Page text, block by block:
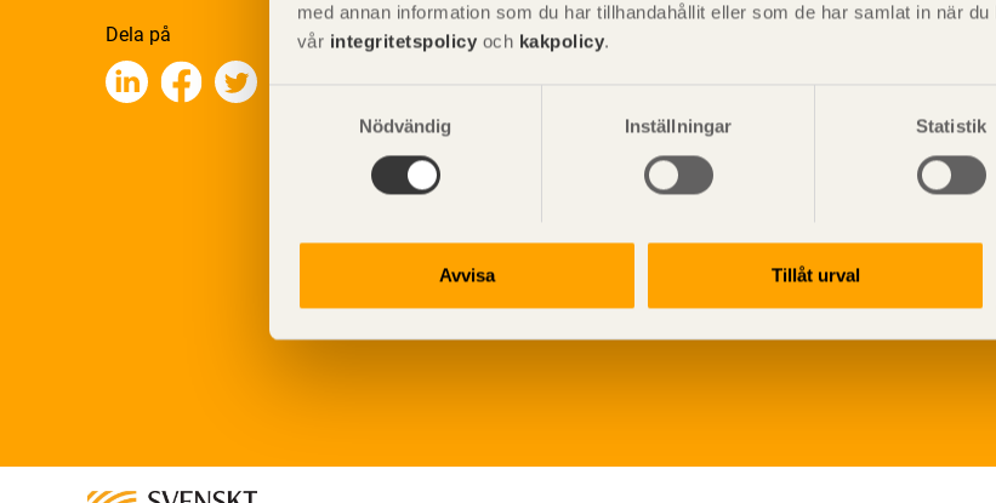
med annan information som du har tillhandahållit eller som de har samlat in när
vår integritetspolicy och kakpolicy.
Nödvändig
Inställningar Statistik
Avvisa Tillåt urval
Dela på